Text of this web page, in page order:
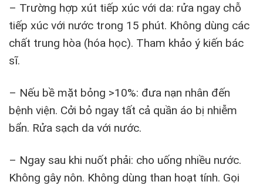
– Trường hợp xút tiếp xúc với da: rửa ngay chỗ
tiếp xúc với nước trong 15 phút. Không dùng các
chất trung hòa (hóa học). Tham khảo ý kiến bác
sĩ.
– Nếu bề mặt bỏng >10%: đưa nạn nhân đến
bệnh viện. Cởi bỏ ngay tất cả quần áo bị nhiễm
bẩn. Rửa sạch da với nước.
– Ngay sau khi nuốt phải: cho uống nhiều nước.
Không gây nôn. Không dùng than hoạt tính. Gọi